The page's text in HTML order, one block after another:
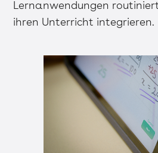
Lernanwendungen
ihren Unterricht integrieren.